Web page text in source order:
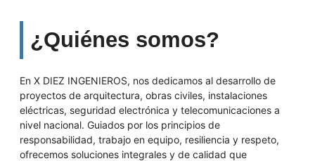
¿Quiénes somos?
En X DIEZ INGENIEROS, nos dedicamos al desarrollo de
proyectos de arquitectura, obras civiles, instalaciones
eléctricas, seguridad electrónica y telecomunicaciones a
nivel nacional. Guiados por los principios de
responsabilidad, trabajo en equipo, resiliencia y respeto,
ofrecemos soluciones integrales y de calidad que